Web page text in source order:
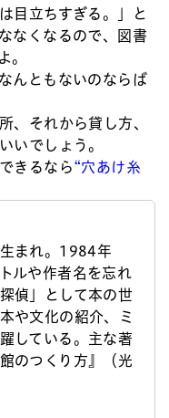
目立ちすぎる。」と
なくなるので、図書
。
んともないのならば
、それから貸し方、
いでしょう。
きるなら“穴あけ糸
まれ。1984年
ルや作者名を忘れ
偵」として本の世
や文化の紹介、ミ
している。主な著
のつくり方』（光